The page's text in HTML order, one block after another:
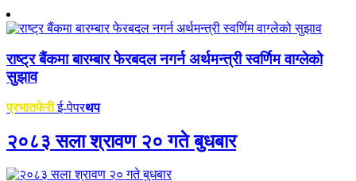
राष्ट्र बैंकमा बारम्बार फेरबदल नगर्न अर्थमन्त्री स्वर्णिम वाग्लेको
सुझाव
प्रभातफेरीई-पेपरथप
२०८३ सला श्रावण २० गते बुधबार